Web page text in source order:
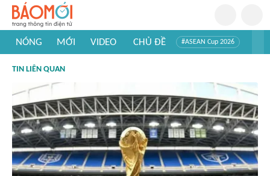
NÓNG MỚI VIDEO CHỦ ĐỀ #ASEAN Cup 2026
#Khám phá thế giới
TIN LIÊN QUAN